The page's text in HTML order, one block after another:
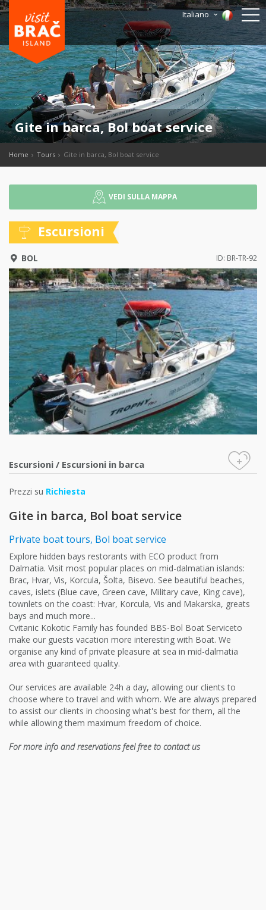
Italiano
Gite in barca, Bol boat service
Home Tours Gite in barca, Bol boat service
VEDI SULLA MAPPA
Escursioni
BOL ID: BR-TR-92
Escursioni / Escursioni in barca +
Prezzi su Richiesta
Gite in barca, Bol boat service
Private boat tours, Bol boat service
Explore hidden bays restorants with ECO product from
Dalmatia. Visit most popular places on mid-dalmatian islands:
Brac, Hvar, Vis, Korcula, Šolta, Bisevo. See beautiful beaches,
caves, islets (Blue cave, Green cave, Military cave, King cave),
townlets on the coast: Hvar, Korcula, Vis and Makarska, greats
bays and much more...
Cvitanic Kokotic Family has founded BBS-Bol Boat Serviceto
make our guests vacation more interesting with Boat. We
organise any kind of private pleasure at sea in mid-dalmatia
area with guaranteed quality.
Our services are available 24h a day, allowing our clients to
choose where to travel and with whom. We are always prepared
to assist our clients in choosing what's best for them, all the
while allowing them maximum freedom of choice.
For more info and reservations feel free to contact us